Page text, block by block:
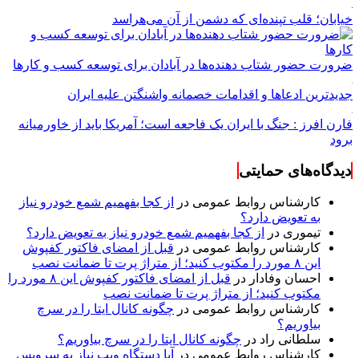
خیابان؛ قلب تپنده‌ای که دشمن از آن می‌هراسد
ضرورت حضور شتاب ‌دهنده‌ها در آبادان برای توسعه کسب‌ و کارها
جدیدترین ادعاها و اقدامات خصمانه واشنگتن علیه ایران
فارن افرز : جنگ با ایران یک فاجعه است؛ آمریکا باید از خاورمیانه
برود
دیدگاه‌های حمایتی
کارشناس روابط عمومی در
از کجا بفهمیم شمع خودرو نیاز
به تعویض دارد؟
تیموری در
از کجا بفهمیم شمع خودرو نیاز به تعویض دارد؟
کارشناس روابط عمومی در قبل از امضای فاکتور کفپوش
این ۸ مورد را مکتوب کنید؛ از متراژ پرت تا ضمانت نصب
احسان وفادار در
قبل از امضای فاکتور کفپوش این ۸ مورد را
مکتوب کنید؛ از متراژ پرت تا ضمانت نصب
کارشناس روابط عمومی در چگونه کانال ایتا را در سرچ
بیاوریم؟
سلطانی راد در چگونه کانال ایتا را در سرچ بیاوریم؟
کارشناس روابط عمومی در
آیا دستگاه ویپ نیاز به سرویس